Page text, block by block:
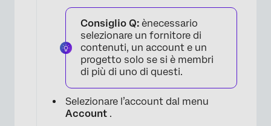
×
Consiglio Q: ènecessario
selezionare un fornitore di
contenuti, un account e un
progetto solo se si è membri
di più di uno di questi.
Selezionare l’account dal menu
Account .